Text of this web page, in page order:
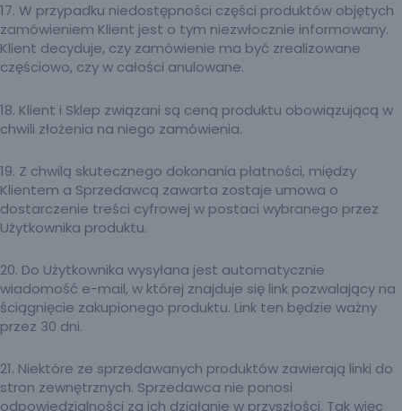
17. W przypadku niedostępności części produktów objętych
zamówieniem Klient jest o tym niezwłocznie informowany.
Klient decyduje, czy zamówienie ma być zrealizowane
częściowo, czy w całości anulowane.
18. Klient i Sklep związani są ceną produktu obowiązującą w
chwili złożenia na niego zamówienia.
19. Z chwilą skutecznego dokonania płatności, między
Klientem a Sprzedawcą zawarta zostaje umowa o
dostarczenie treści cyfrowej w postaci wybranego przez
Użytkownika produktu.
20. Do Użytkownika wysyłana jest automatycznie
wiadomość e-mail, w której znajduje się link pozwalający na
ściągnięcie zakupionego produktu. Link ten będzie ważny
przez 30 dni.
21. Niektóre ze sprzedawanych produktów zawierają linki do
stron zewnętrznych. Sprzedawca nie ponosi
odpowiedzialności za ich działanie w przyszłości. Tak więc